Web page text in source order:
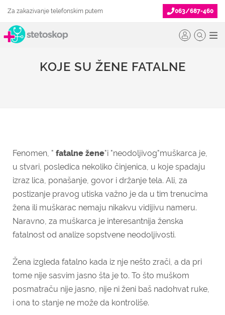
Za zakazivanje telefonskim putem 063/687-460
KOJE SU ŽENE FATALNE
Fenomen, " fatalne žene"i "neodoljivog"muškarca je,
u stvari, posledica nekoliko činjenica, u koje spadaju
izraz lica, ponašanje, govor i držanje tela. Ali, za
postizanje pravog utiska važno je da u tim trenucima
žena ili muškarac nemaju nikakvu vidijivu nameru.
Naravno, za muškarca je interesantnija ženska
fatalnost od analize sopstvene neodoljivosti.
Žena izgleda fatalno kada iz nje nešto zrači, a da pri
tome nije sasvim jasno šta je to. To što muškom
posmatraču nije jasno, nije ni ženi baš nadohvat ruke,
i ona to stanje ne može da kontroliše.